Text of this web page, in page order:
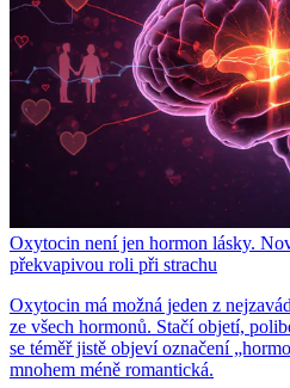
Oxytocin není jen hormon lásky.
překvapivou roli při strachu
Oxytocin má možná jeden z
ze všech hormonů. Stačí objetí,
se téměř jistě objeví označení
mnohem méně romantická.